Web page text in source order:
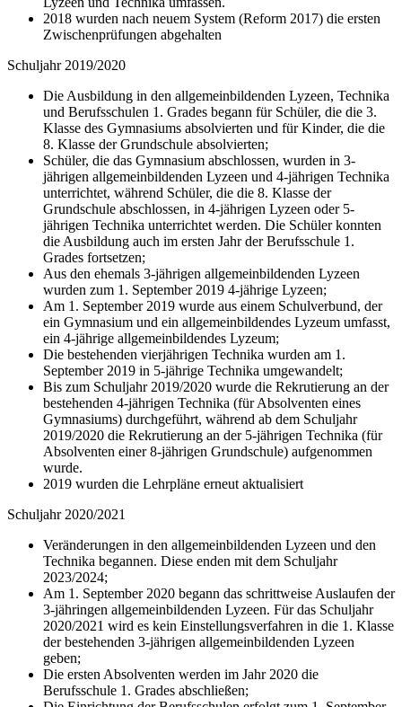
2018 wurden nach neuem System (Reform 2017) die ersten
Zwischenprüfungen abgehalten
Schuljahr 2019/2020
Die Ausbildung in den allgemeinbildenden Lyzeen, Technika
und Berufsschulen 1. Grades begann für Schüler, die die 3.
Klasse des Gymnasiums absolvierten und für Kinder, die die
8. Klasse der Grundschule absolvierten;
Schüler, die das Gymnasium abschlossen, wurden in 3-
jährigen allgemeinbildenden Lyzeen und 4-jährigen Technika
unterrichtet, während Schüler, die die 8. Klasse der
Grundschule abschlossen, in 4-jährigen Lyzeen oder 5-
jährigen Technika unterrichtet werden. Die Schüler konnten
die Ausbildung auch im ersten Jahr der Berufsschule 1.
Grades fortsetzen;
Aus den ehemals 3-jährigen allgemeinbildenden Lyzeen
wurden zum 1. September 2019 4-jährige Lyzeen;
Am 1. September 2019 wurde aus einem Schulverbund, der
ein Gymnasium und ein allgemeinbildendes Lyzeum umfasst,
ein 4-jährige allgemeinbildendes Lyzeum;
Die bestehenden vierjährigen Technika wurden am 1.
September 2019 in 5-jährige Technika umgewandelt;
Bis zum Schuljahr 2019/2020 wurde die Rekrutierung an der
bestehenden 4-jährigen Technika (für Absolventen eines
Gymnasiums) durchgeführt, während ab dem Schuljahr
2019/2020 die Rekrutierung an der 5-jährigen Technika (für
Absolventen einer 8-jährigen Grundschule) aufgenommen
wurde.
2019 wurden die Lehrpläne erneut aktualisiert
Schuljahr 2020/2021
Veränderungen in den allgemeinbildenden Lyzeen und den
Technika begannen. Diese enden mit dem Schuljahr
2023/2024;
Am 1. September 2020 begann das schrittweise Auslaufen der
3-jähringen allgemeinbildenden Lyzeen. Für das Schuljahr
2020/2021 wird es kein Einstellungsverfahren in die 1. Klasse
der bestehenden 3-jährigen allgemeinbildenden Lyzeen
geben;
Die ersten Absolventen werden im Jahr 2020 die
Berufsschule 1. Grades abschließen;